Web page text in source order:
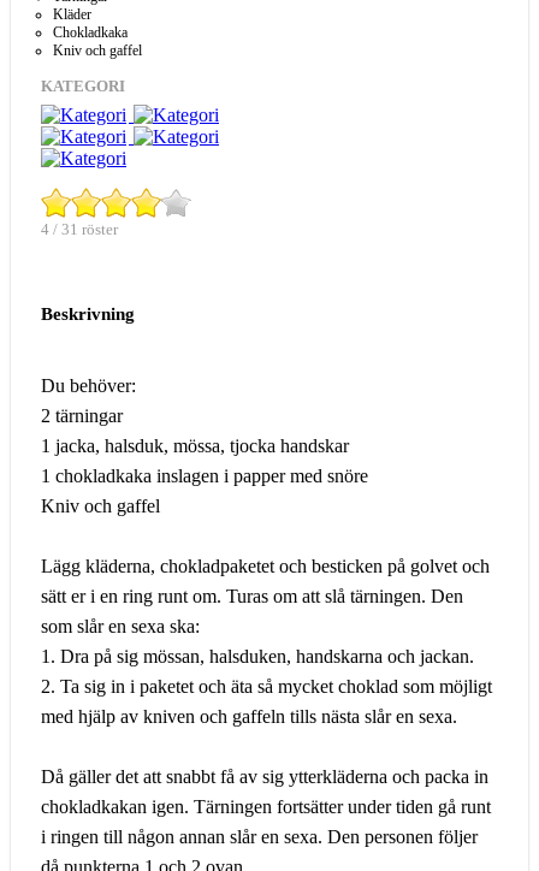
Kläder
Chokladkaka
Kniv och gaffel
KATEGORI
4 / 31 röster
Beskrivning
Du behöver:
2 tärningar
1 jacka, halsduk, mössa, tjocka handskar
1 chokladkaka inslagen i papper med snöre
Kniv och gaffel
Lägg kläderna, chokladpaketet och besticken på golvet och
sätt er i en ring runt om. Turas om att slå tärningen. Den
som slår en sexa ska:
1. Dra på sig mössan, halsduken, handskarna och jackan.
2. Ta sig in i paketet och äta så mycket choklad som möjligt
med hjälp av kniven och gaffeln tills nästa slår en sexa.
Då gäller det att snabbt få av sig ytterkläderna och packa in
chokladkakan igen. Tärningen fortsätter under tiden gå runt
i ringen till någon annan slår en sexa. Den personen följer